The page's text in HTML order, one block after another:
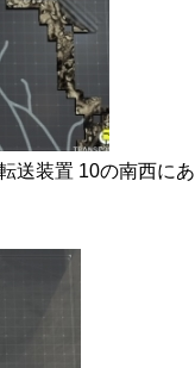
送装置 10の南西に